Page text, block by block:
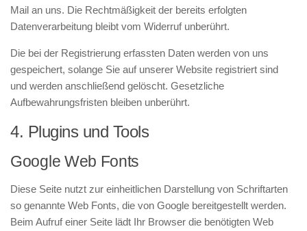
Mail an uns. Die Rechtmäßigkeit der bereits erfolgten
Datenverarbeitung bleibt vom Widerruf unberührt.
Die bei der Registrierung erfassten Daten werden von uns
gespeichert, solange Sie auf unserer Website registriert sind
und werden anschließend gelöscht. Gesetzliche
Aufbewahrungsfristen bleiben unberührt.
4. Plugins und Tools
Google Web Fonts
Diese Seite nutzt zur einheitlichen Darstellung von Schriftarten
so genannte Web Fonts, die von Google bereitgestellt werden.
Beim Aufruf einer Seite lädt Ihr Browser die benötigten Web